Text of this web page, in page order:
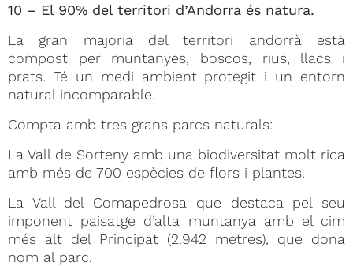
10 – El 90% del territori d’Andorra és natura.
La gran majoria del territori andorrà està
compost per muntanyes, boscos, rius, llacs i
prats. Té un medi ambient protegit i un entorn
natural incomparable.
Compta amb tres grans parcs naturals:
La Vall de Sorteny amb una biodiversitat molt rica
amb més de 700 espècies de flors i plantes.
La Vall del Comapedrosa que destaca pel seu
imponent paisatge d’alta muntanya amb el cim
més alt del Principat (2.942 metres), que dona
nom al parc.